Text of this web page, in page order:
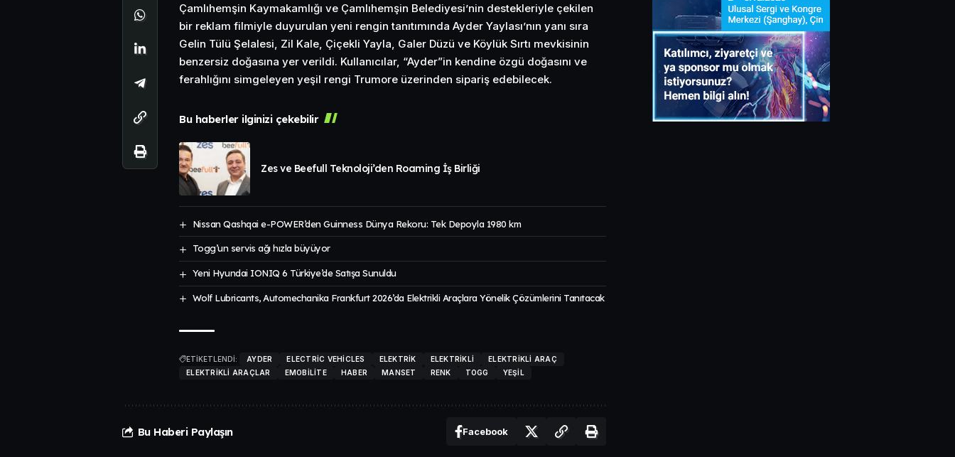
Çamlıhemşin Kaymakamlığı ve Çamlıhemşin Belediyesi’nin destekleriyle çekilen
bir reklam filmiyle duyurulan yeni rengin tanıtımında Ayder Yaylası’nın yanı sıra
Gelin Tülü Şelalesi, Zil Kale, Çiçekli Yayla, Galer Düzü ve Köylük Sırtı mevkisinin
benzersiz doğasına yer verildi. Kullanıcılar, “Ayder”in kendine özgü doğasını ve
ferahlığını simgeleyen yeşil rengi Trumore üzerinden sipariş edebilecek.
Bu haberler ilginizi çekebilir
Zes ve Beefull Teknoloji’den Roaming İş Birliği
Nissan Qashqai e-POWER’den Guinness Dünya Rekoru: Tek Depoyla 1980 km
Togg’un servis ağı hızla büyüyor
Yeni Hyundai IONIQ 6 Türkiye’de Satışa Sunuldu
Wolf Lubricants, Automechanika Frankfurt 2026’da Elektrikli Araçlara Yönelik Çözümlerini Tanıtacak
ETİKETLENDİ: AYDER ELECTRIC VEHICLES ELEKTRIK ELEKTRIKLI
ELEKTRIKLI ARAÇ
ELEKTRIKLI ARAÇLAR
EMOBILITE HABER MANSET RENK TOGG YEŞIL
Bu Haberi Paylaşın Facebook